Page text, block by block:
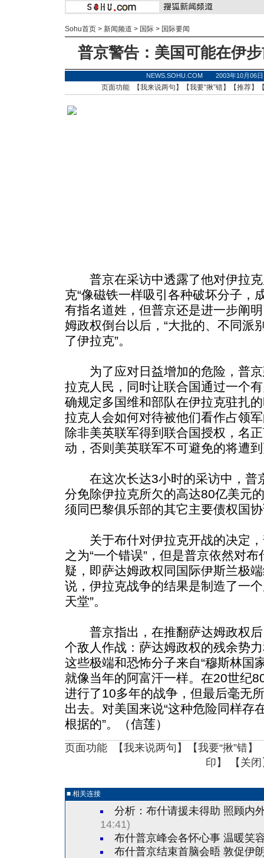
Sohu首页 > 新闻频道 > 国际 > 国际要闻
普京警告：美国可能在伊
NEWS.SOHU.COM 2003年10月06
页面功能 【我来说两句 】【我要“揪”错】【推荐】
普京在采访中透露了他对伊拉克
克“像磁铁一样吸引各种破坏分子，
有指名道姓，但普京还是进一步阐
姆政权倒台以后，“大批的、不同派
了伊拉克”。
为了应对日益增加的危险，普京
拉克人民，同时让联合国通过一个
确规定多国维和部队在伊拉克驻扎
拉克人会如何对待被他们看作占领
除非美英联军得到联合国授权，名
动，否则美英联军不可避免的将遭
在这次长达3小时的采访中，普
分免除伊拉克所欠的高达80亿美元
须同巴黎俱乐部的其它主要债权国
关于布什对伊拉克开战的决定，
之为“一个错误”，但是普京依然对
疑，即萨达姆政权同国际伊斯兰极
说，伊拉克战争的结果是制造了一
天堂”。
普京指出，在推翻萨达姆政权后
个敌人作战：萨达姆政权的残余势
这些极端和恐怖分子来自“穆斯林国
就像当年的阿富汗一样。在20世纪
进行了10多年的战争，但最后毫无
出去。对美国来说“这种危险同样存
根据的”。（信莲）
页面功能 【我来说两句 】【我要“揪”错】
印 】 【 关闭
■ 相关连接
分析：布什请援未得助 照顾内
14:41)
布什普京峰会各怀心事 温暖笑
布什普京结束首脑会晤 敦促伊